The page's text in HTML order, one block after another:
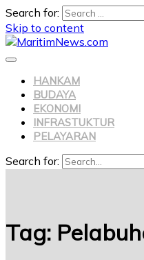
Search for:
Skip to content
HANKAM
BUDAYA
EKONOMI
INFRASTUKTUR
PELAYARAN
Search for:
Tag: